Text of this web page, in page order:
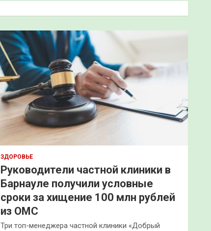
к
ЗДОРОВЬЕ
Руководители частной клиники в
Барнауле получили условные
сроки за хищение 100 млн рублей
из ОМС
Три топ-менеджера частной клиники «Добрый